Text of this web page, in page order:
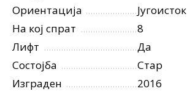
Ориентација
Југоисток
На кој спрат
8
Лифт
Да
Состојба
Стар
Изграден
2016